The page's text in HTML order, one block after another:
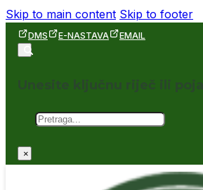
Skip to main content Skip to footer
DMS E-NASTAVA EMAIL
Unesite ključnu riječ ili
Pretraga
×